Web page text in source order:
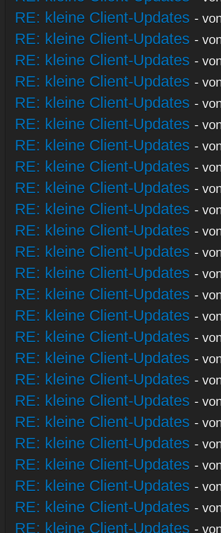
RE: kleine Client-Updates -
RE: kleine Client-Updates -
RE: kleine Client-Updates -
RE: kleine Client-Updates -
RE: kleine Client-Updates -
RE: kleine Client-Updates -
RE: kleine Client-Updates -
RE: kleine Client-Updates -
RE: kleine Client-Updates -
RE: kleine Client-Updates -
RE: kleine Client-Updates -
RE: kleine Client-Updates -
RE: kleine Client-Updates -
RE: kleine Client-Updates -
RE: kleine Client-Updates -
RE: kleine Client-Updates -
RE: kleine Client-Updates -
RE: kleine Client-Updates -
RE: kleine Client-Updates -
RE: kleine Client-Updates -
RE: kleine Client-Updates -
RE: kleine Client-Updates -
RE: kleine Client-Updates -
RE: kleine Client-Updates -
RE: kleine Client-Updates -